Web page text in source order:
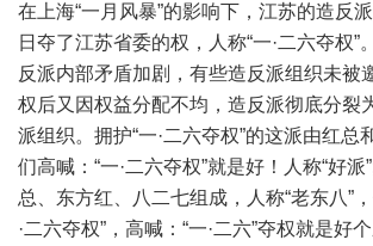
在上海“一月风暴”的影响下，江苏的造反
日夺了江苏省委的权，人称“一·二六夺权”
反派内部矛盾加剧，有些造反派组织未被
权后又因权益分配不均，造反派彻底分裂
派组织。拥护“一·二六夺权”的这派由红总
们高喊：“一·二六夺权”就是好！人称“好派
总、东方红、八二七组成，人称“老东八”
·二六夺权”，高喊：“一·二六”夺权就是好